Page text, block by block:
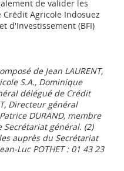
de valider les
Agricole Indosuez
d'Investissement (BFI)
de Jean LAURENT,
S.A., Dominique
délégué de Crédit
Directeur général
DURAND, membre
général. (2)
auprès du Secrétariat
Luc POTHET : 01 43 23